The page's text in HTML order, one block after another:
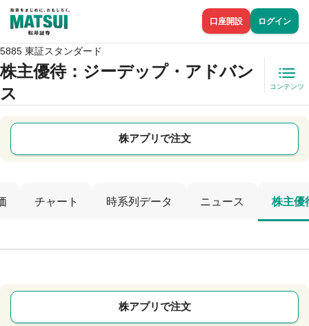
口座開設 ログイン
5885 東証スタンダード
株主優待：ジーデップ・アドバン
ス
コンテンツ
株アプリで注文
チャート 時系列データ ニュース 株主優
株アプリで注文